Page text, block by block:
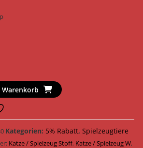
Warenkorb
Kategorien: 5% Rabatt, Spielzeugtiere
Katze / Spielzeug Stoff, Katze / Spielzeug W,